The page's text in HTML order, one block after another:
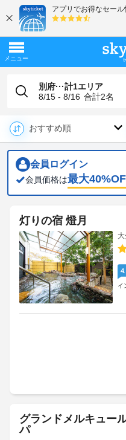
別府···計1エリア
8/15 - 8/16 合計2名
会員ログイン
会員価格は最大40
灯りの宿 燈月
イ
グランドメルキュー
パ